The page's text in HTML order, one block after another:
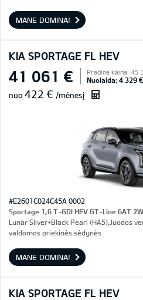
MANE DOMINA!
KIA SPORTAGE FL HEV
41 061 € Pradinė kaina: 45
Nuolaida: 4 329 €
nuo 422 € /mėnesį
#E2601C024C45A 0002
Sportage 1,6 T-GDI HEV GT-Line 6AT
Lunar Silver+Black Pearl (HA5),Juodos
valdomos priekinės sėdynės
MANE DOMINA!
KIA SPORTAGE FL HEV